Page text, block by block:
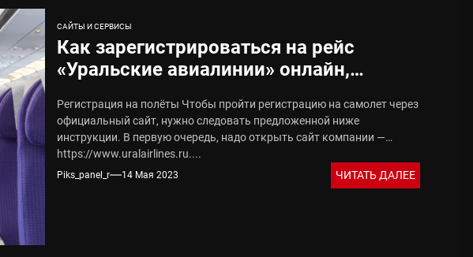
САЙТЫ И СЕРВИСЫ
Как зарегистрироваться на рейс
«Уральские авиалинии» онлайн,
Регистрация на полёты Чтобы пройти регистрацию на самолет через
официальный сайт, нужно следовать предложенной ниже
инструкции. В первую очередь, надо открыть сайт компании —
https://www.uralairlines.ru....
Piks_panel_r 14 Мая 2023 ЧИТАТЬ ДАЛЕЕ